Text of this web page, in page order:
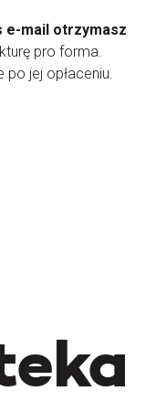
e-mail otrzymasz
pro forma.
jej opłaceniu.